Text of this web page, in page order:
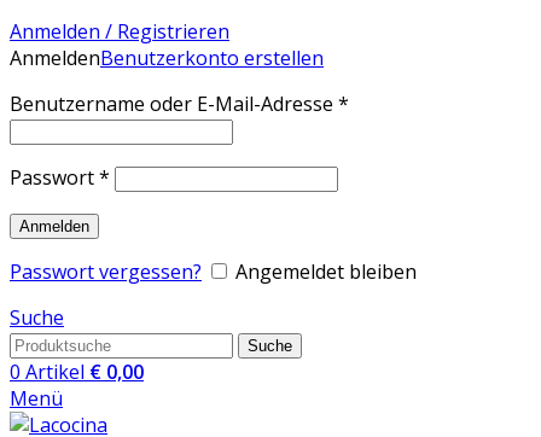
Anmelden / Registrieren
AnmeldenBenutzerkonto erstellen
Benutzername oder E-Mail-Adresse *
Passwort* Erforderlich
Anmelden
Passwort vergessen?
Angemeldet bleiben
Suche
Suche
0 Artikel € 0,00
Menü